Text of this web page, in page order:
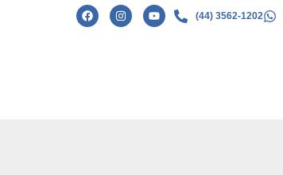
(44) 3562-1202